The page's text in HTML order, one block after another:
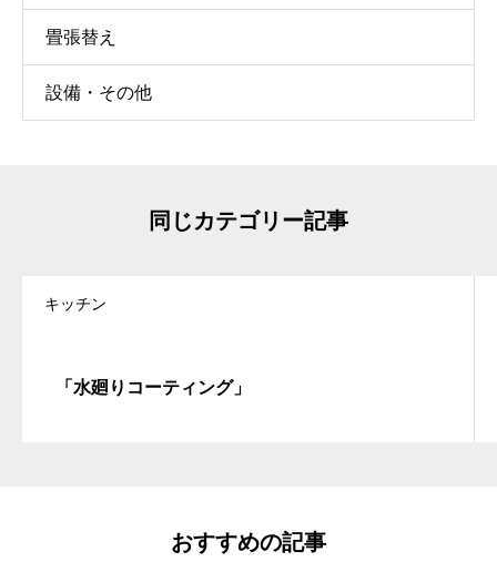
畳張替え
設備・その他
同じカテゴリー記事
キッチン
「水廻りコーティング」
おすすめの記事